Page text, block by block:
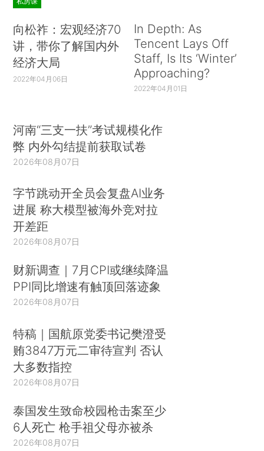
向松祚：宏观经济70
讲，带你了解国内外
经济大局
2022年04月06日
In Depth: As
Tencent Lays Off
Staff, Is Its ‘Winter’
Approaching?
2022年04月01日
河南“三支一扶”考试规模化作
弊 内外勾结提前获取试卷
2026年08月07日
字节跳动开全员会复盘AI业务
进展 称大模型被海外竞对拉
开差距
2026年08月07日
财新调查｜7月CPI或继续降温
PPI同比增速有触顶回落迹象
2026年08月07日
特稿｜国航原党委书记樊澄受
贿3847万元二审待宣判 否认
大多数指控
2026年08月07日
泰国发生致命校园枪击案至少
6人死亡 枪手祖父母亦被杀
2026年08月07日